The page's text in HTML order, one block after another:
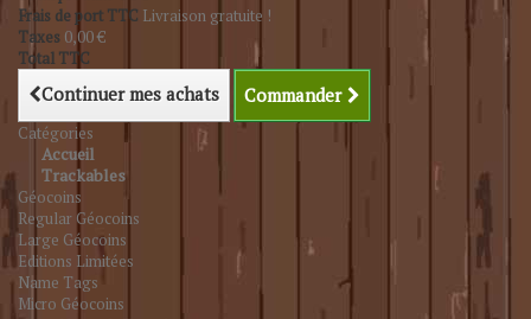
Frais de port TTC Livraison gratuite !
Taxes 0,00 €
Total TTC
Continuer mes achats Commander
Catégories
Accueil
Trackables
Géocoins
Regular Géocoins
Large Géocoins
Editions Limitées
Name Tags
Micro Géocoins